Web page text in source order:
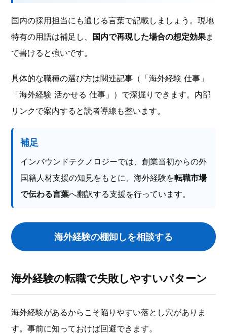
国内の採用担当にも通じる言葉で記載しましょう。現地
特有の用語は補足し、 国内で再現した場合の想定効果ま
で書けると強いです。
具体的な職種の選び方は関連記事（「海外経験 仕事」
「海外経験 活かせる 仕事」）で深掘りできます。内部
リンクで案内すると読者導線も整います。
補足
インバウンドテクノロジーでは、創業当初からの外
国籍人材支援の知見をもとに、海外経験を転職市場
で伝わる言葉へ翻訳する支援を行っています。
海外経験の棚卸しを相談する
海外経験の転職で失敗しやすいパターン
海外経験があるからこそ陥りやすい落とし穴がありま
す。事前に知っておけば回避できます。